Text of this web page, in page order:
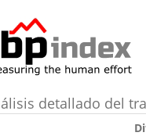
detallado del